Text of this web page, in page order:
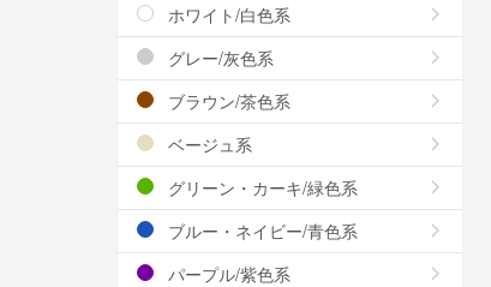
ホワイト/白色系
グレー/灰色系
ブラウン/茶色系
ベージュ系
グリーン・カーキ/緑色系
ブルー・ネイビー/青色系
パープル/紫色系